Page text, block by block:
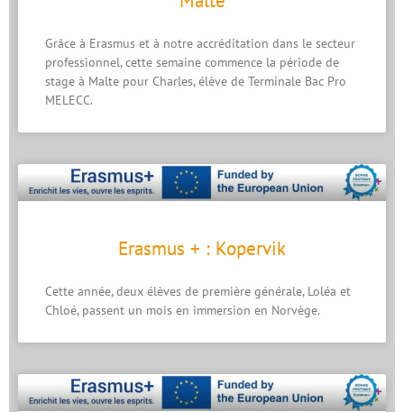
Grâce à Erasmus et à notre accréditation dans le secteur
professionnel, cette semaine commence la période de
stage à Malte pour Charles, élève de Terminale Bac Pro
MELECC.
Erasmus + : Kopervik
Cette année, deux élèves de première générale, Loléa et
Chloé, passent un mois en immersion en Norvège.